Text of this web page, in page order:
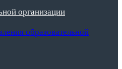
организации
образовательной